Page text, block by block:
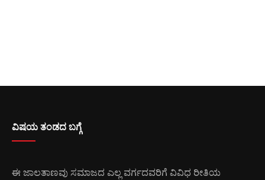
ವಿಷಯ ತಂಡದ ಬಗ್ಗೆ
ಈ ಜಾಲತಾಣವು ಸಮಾಜದ ಎಲ್ಲ ವರ್ಗದವರಿಗೆ ವಿವಿಧ ರೀತಿಯ